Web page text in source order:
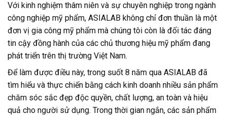
Với kinh nghiệm thâm niên và sự chuyên nghiệp trong ngành
công nghiệp mỹ phẩm, ASIALAB không chỉ đơn thuần là một
đơn vị gia công mỹ phẩm mà chúng tôi còn là đối tác đáng
tin cậy đồng hành của các chủ thương hiệu mỹ phẩm đang
phát triển trên thị trường Việt Nam.
Để làm được điều này, trong suốt 8 năm qua ASIALAB đã
tìm hiểu và thực chiến bằng cách kinh doanh nhiều sản phẩm
chăm sóc sắc đẹp độc quyền, chất lượng, an toàn và hiệu
quả cho người sử dụng. Trong thời gian ngắn, các sản phẩm